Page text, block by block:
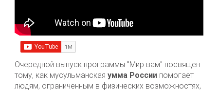
Очередной выпуск программы "Мир вам" посвящен
тому, как мусульманская умма России помогает
людям, ограниченным в физических возможностях,